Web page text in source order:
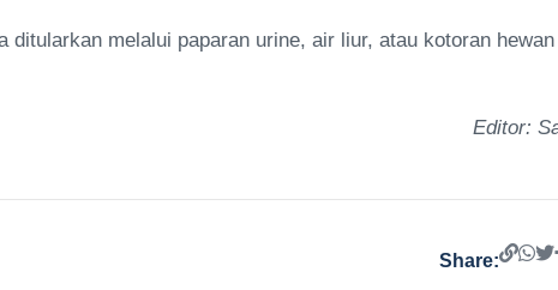
melalui paparan urine, air liur, atau kotoran hewan
Editor:
Share: